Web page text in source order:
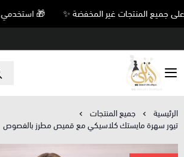
🎁 استخدمي كود VIP10 واحصلي على خصم 10% على جميع المنتجات غير المخفضة ✨
Amani’s Boutique
الرئيسية
جميع المنتجات
تيور سهرة مايستك كلاسيكي مع قميص مطرز بالفصوص